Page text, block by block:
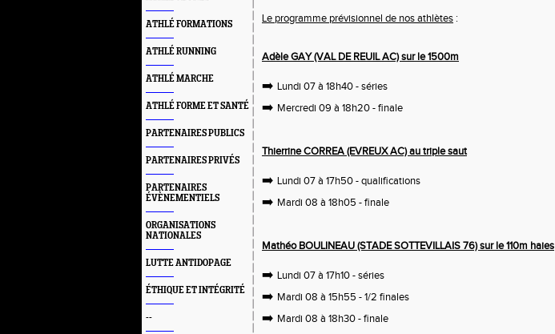
ATHLÉ FORMATIONS
ATHLÉ RUNNING
ATHLÉ MARCHE
ATHLÉ FORME ET SANTÉ
PARTENAIRES PUBLICS
PARTENAIRES PRIVÉS
PARTENAIRES
ÉVÈNEMENTIELS
ORGANISATIONS
NATIONALES
LUTTE ANTIDOPAGE
ÉTHIQUE ET INTÉGRITÉ
--
Le programme prévisionnel de nos athlètes :
Adèle GAY (VAL DE REUIL AC) sur le 1500m
➡️ Lundi 07 à 18h40 - séries
➡️ Mercredi 09 à 18h20 - finale
Thierrine CORREA (EVREUX AC) au triple saut
➡️ Lundi 07 à 17h50 - qualifications
➡️ Mardi 08 à 18h05 - finale
Mathéo BOULINEAU (STADE SOTTEVILLAIS 76) sur le 110m haies
➡️ Lundi 07 à 17h10 - séries
➡️ Mardi 08 à 15h55 - 1/2 finales
➡️ Mardi 08 à 18h30 - finale